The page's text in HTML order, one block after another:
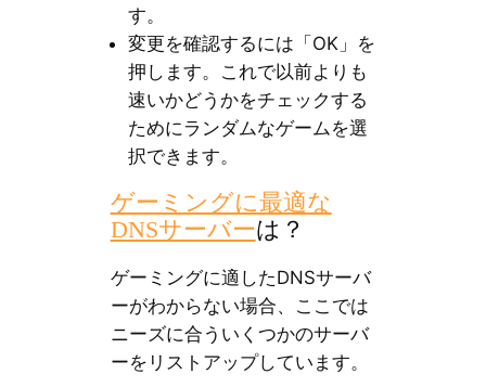
す。
変更を確認するには「OK」を
押します。これで以前よりも
速いかどうかをチェックする
ためにランダムなゲームを選
択できます。
ゲーミングに最適な
DNSサーバーは？
ゲーミングに適したDNSサーバ
ーがわからない場合、ここでは
ニーズに合ういくつかのサーバ
ーをリストアップしています。